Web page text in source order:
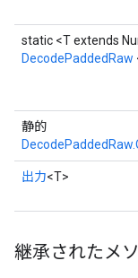
static <T extends
DecodePaddedRaw
静的
出力<T>
継承されたメ